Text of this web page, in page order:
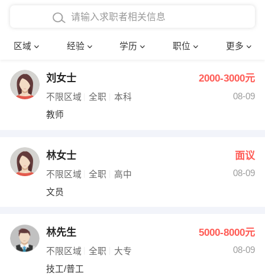
区域 经验 学历 职位 更多
在校学生工作经验
四年以上工作经验
五年以上工作经验
博士
文员 护士
财务会计
网络IT
收银员
水电/机修
确定
刘女士 2000-3000元
不限区域 全职 本科
08-09
教师
林女士 面议
不限区域 全职 高中
08-09
文员
林先生 5000-8000元
不限区域 全职 大专
08-09
技工/普工